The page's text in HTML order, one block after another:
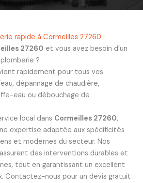
rapide à Cormeilles 27260
27260 et vous avez besoin d’un
?
rapidement pour tous vos
dépannage de chaudière,
eau ou débouchage de
local dans Cormeilles 27260,
expertise adaptée aux spécificités
et modernes du secteur. Nos
des interventions durables et
tout en garantissant un excellent
Contactez-nous pour un devis gratuit